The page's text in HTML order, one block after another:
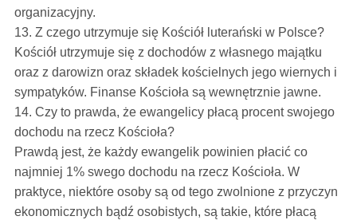
organizacyjny.
13. Z czego utrzymuje się Kościół luterański w Polsce?
Kościół utrzymuje się z dochodów z własnego majątku
oraz z darowizn oraz składek kościelnych jego wiernych i
sympatyków. Finanse Kościoła są wewnętrznie jawne.
14. Czy to prawda, że ewangelicy płacą procent swojego
dochodu na rzecz Kościoła?
Prawdą jest, że każdy ewangelik powinien płacić co
najmniej 1% swego dochodu na rzecz Kościoła. W
praktyce, niektóre osoby są od tego zwolnione z przyczyn
ekonomicznych bądź osobistych, są takie, które płacą